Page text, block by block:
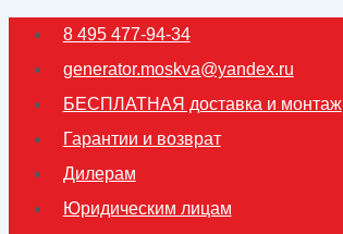
Перейти
содержимому
8 495 477-94-34
generator.moskva@yandex.ru
БЕСПЛАТНАЯ доставка и монтаж
Гарантии и возврат
Дилерам
Юридическим лицам